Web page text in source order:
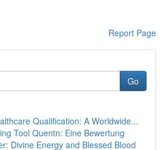
Report Page
Go
Qualification: A Worldwide...
Tool Quentn: Eine Bewertung
Divine Energy and Blessed Blood